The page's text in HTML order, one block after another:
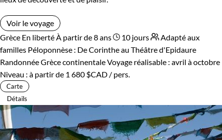
Voir le voyage
Grèce En liberté À partir de 8 ans 10 jours
Adapté aux
familles Péloponnèse : De Corinthe au Théâtre d'Epidaure
Randonnée Grèce continentaleVoyage réalisable : avril à octobre
Niveau : à partir de 1 680 $CAD / pers.
Carte
Détails